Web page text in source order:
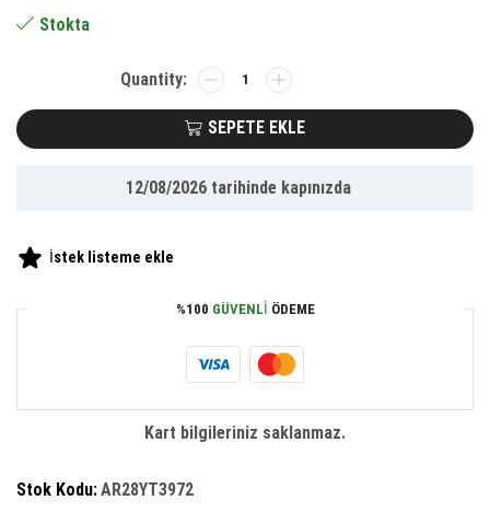
Stokta
Tutmalı
Mini
Hoparlör
Işıklı
Bluetooth
ve
Girişli
Hoparlör
adet
SEPETE EKLE
12/08/2026 tarihinde kapınızda
İstek listeme ekle
%100 GÜVENLI ÖDEME
Kart bilgileriniz saklanmaz.
Stok Kodu:AR28YT3972